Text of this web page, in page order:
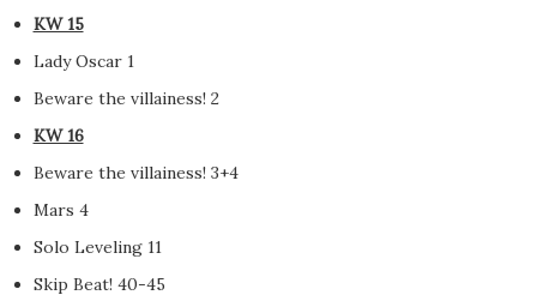
KW 15
Lady Oscar 1
Beware the villainess! 2
KW 16
Beware the villainess! 3+4
Mars 4
Solo Leveling 11
Skip Beat! 40-45